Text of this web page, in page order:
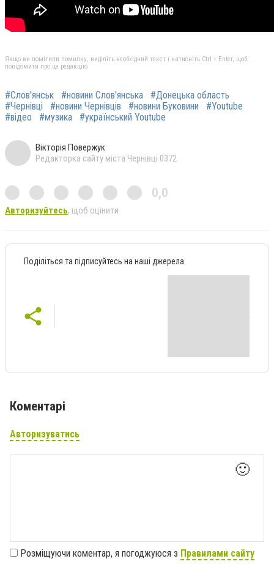
Якщо ви помітили помилку, виділіть необхідний текст і натисніть Ctrl + Enter, щоб
повідомити про це редакцію
#Слов'янськ #новини Слов'янська
#Донецька область
#Чернівці
#новини Чернівців #новини Буковини
#Youtube
#відео
#музика #український Youtube
Вікторія Повержук
Редакторка сайту міста Чернівці 0372
0,0
Авторизуйтесь, щоб оцінити
Поділіться та підписуйтесь на наші джерела
Коментарі
Авторизуватись
🙂
Розміщуючи коментар, я погоджуюся з Правилами сайту